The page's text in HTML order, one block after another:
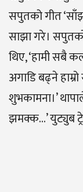
सपुतको गीत
साझा गरे।
थिए, ‘हामी सबै
अगाडि बढ्ने
शुभकामना।’
झमक्क…’ युट्युब